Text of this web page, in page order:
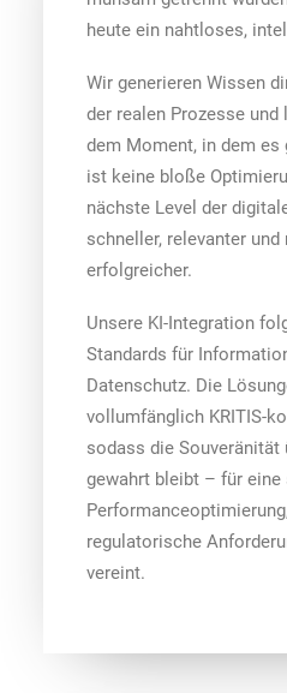
heute ein nahtloses,
Wir generieren Wissen
der realen Prozesse und
dem Moment, in dem es
ist keine bloße
nächste Level der
schneller, relevanter und
erfolgreicher.
Unsere KI-Integration
Standards für
Datenschutz. Die
vollumfänglich KRITIS-
sodass die Souveränität
gewahrt bleibt – für eine
regulatorische
vereint.